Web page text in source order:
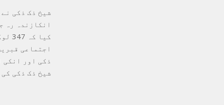
شیخ ذک ذکی
انکازندہ رہ
شیخ ذک ذکی